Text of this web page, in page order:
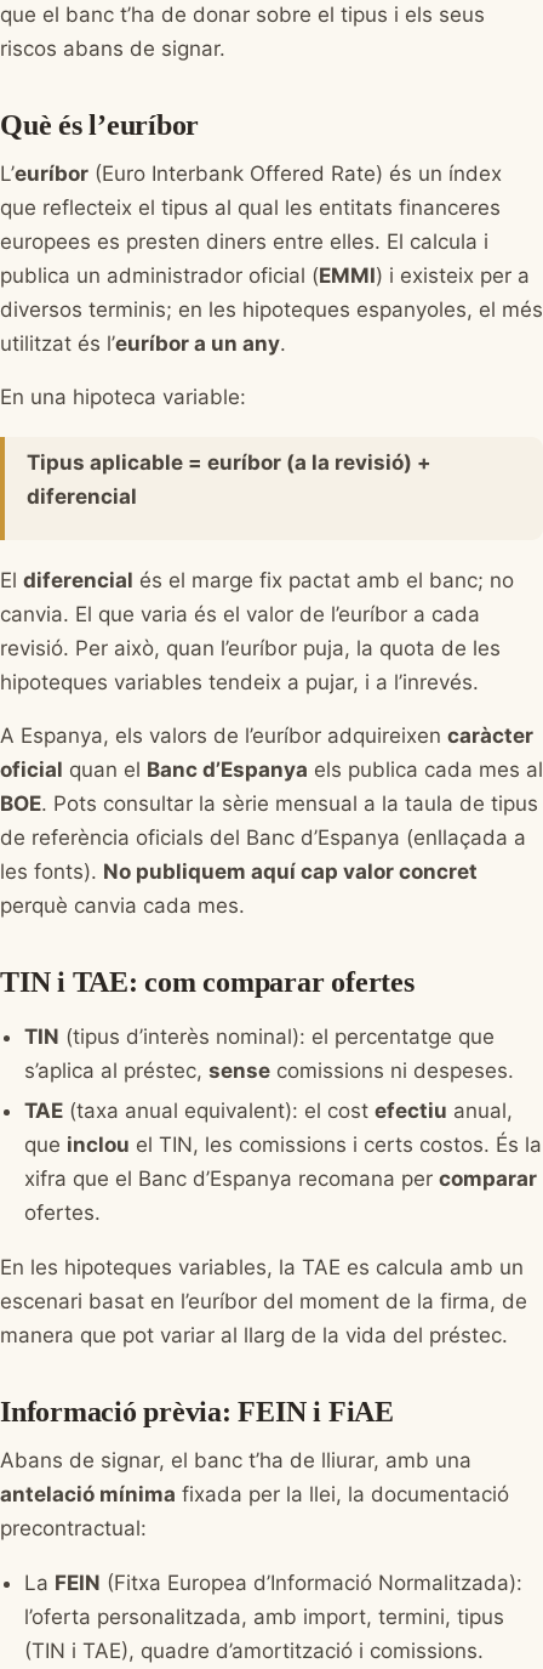
que el banc t’ha de donar sobre el tipus i els seus
riscos abans de signar.
Què és l’euríbor
L’euríbor (Euro Interbank Offered Rate) és un índex
que reflecteix el tipus al qual les entitats financeres
europees es presten diners entre elles. El calcula i
publica un administrador oficial (EMMI) i existeix per a
diversos terminis; en les hipoteques espanyoles, el més
utilitzat és l’euríbor a un any.
En una hipoteca variable:
Tipus aplicable = euríbor (a la revisió) +
diferencial
El diferencial és el marge fix pactat amb el banc; no
canvia. El que varia és el valor de l’euríbor a cada
revisió. Per això, quan l’euríbor puja, la quota de les
hipoteques variables tendeix a pujar, i a l’inrevés.
A Espanya, els valors de l’euríbor adquireixen caràcter
oficial quan el Banc d’Espanya els publica cada mes al
BOE. Pots consultar la sèrie mensual a la taula de tipus
de referència oficials del Banc d’Espanya (enllaçada a
les fonts). No publiquem aquí cap valor concret
perquè canvia cada mes.
TIN i TAE: com comparar ofertes
TIN (tipus d’interès nominal): el percentatge que
s’aplica al préstec, sense comissions ni despeses.
TAE (taxa anual equivalent): el cost efectiu anual,
que inclou el TIN, les comissions i certs costos. És la
xifra que el Banc d’Espanya recomana per comparar
ofertes.
En les hipoteques variables, la TAE es calcula amb un
escenari basat en l’euríbor del moment de la firma, de
manera que pot variar al llarg de la vida del préstec.
Informació prèvia: FEIN i FiAE
Abans de signar, el banc t’ha de lliurar, amb una
antelació mínima fixada per la llei, la documentació
precontractual:
La FEIN (Fitxa Europea d’Informació Normalitzada):
l’oferta personalitzada, amb import, termini, tipus
(TIN i TAE), quadre d’amortització i comissions.